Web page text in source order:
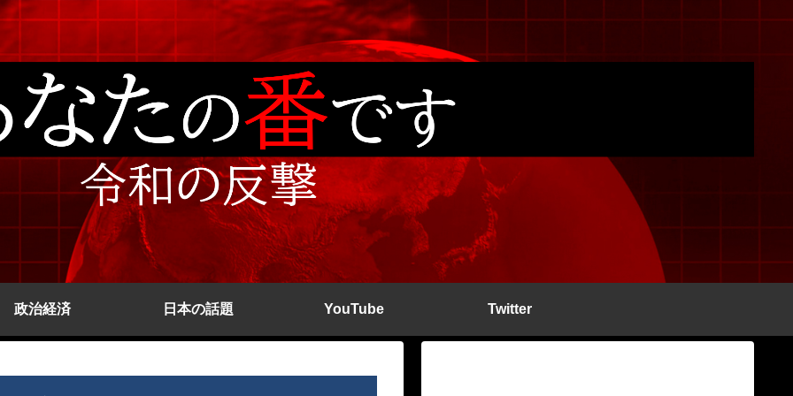
政治経済 日本の話題 YouTube Twitter